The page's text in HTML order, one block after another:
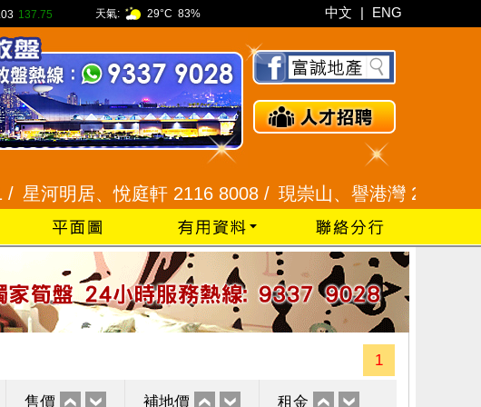
137.75 天氣: 29°C 83% 中文 | ENG
明居、悅庭軒 2116 8008 /現崇山、譽港灣 2345 9926 /
1
售價 補地價 租金